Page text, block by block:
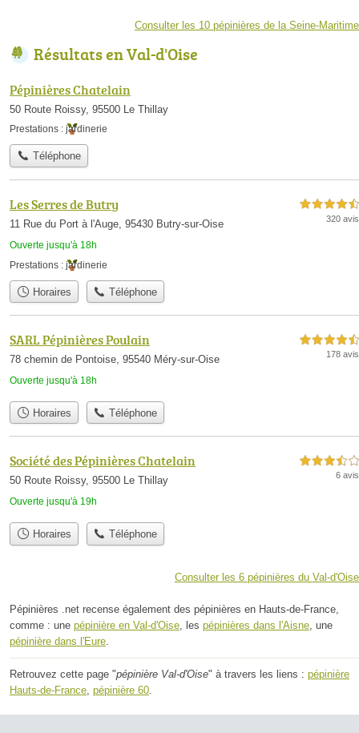
Consulter les 10 pépinières de la Seine-Maritime
Résultats en Val-d'Oise
Pépinières Chatelain
50 Route Roissy, 95500 Le Thillay
Prestations : jardinerie
Téléphone
Les Serres de Butry
11 Rue du Port à l'Auge, 95430 Butry-sur-Oise
Ouverte jusqu'à 18h
4,5 étoiles sur 5
320 avis
Prestations : jardinerie
Horaires Téléphone
SARL Pépinières Poulain
78 chemin de Pontoise, 95540 Méry-sur-Oise
Ouverte jusqu'à 18h
4,5 étoiles sur 5
178 avis
Horaires Téléphone
Société des Pépinières Chatelain
50 Route Roissy, 95500 Le Thillay
Ouverte jusqu'à 19h
3,5 étoiles sur 5
6 avis
Horaires Téléphone
Consulter les 6 pépinières du Val-d'Oise
Pépinières .net recense également des pépinières en Hauts-de-France,
comme : une pépinière en Val-d'Oise , les pépinières dans l'Aisne , une
pépinière dans l'Eure
Retrouvez cette page "pépinière Val-d'Oise" à travers les liens : pépinière
Hauts-de-France pépinière 60